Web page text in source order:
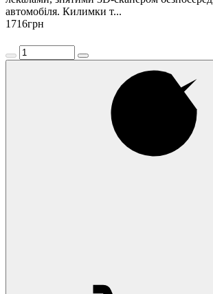
автомобіля. Килимки т...
1716грн